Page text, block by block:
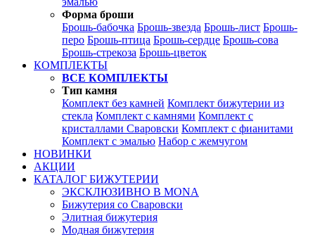
Форма броши
Брошь-бабочка Брошь-звезда Брошь-лист Брошь-
перо Брошь-птица Брошь-сердце Брошь-сова
Брошь-стрекоза Брошь-цветок
КОМПЛЕКТЫ
ВСЕ КОМПЛЕКТЫ
Тип камня
Комплект без камней Комплект бижутерии из
стекла Комплект с камнями Комплект с
кристаллами Сваровски Комплект с фианитами
Комплект с эмалью Набор с жемчугом
НОВИНКИ
АКЦИИ
КАТАЛОГ БИЖУТЕРИИ
ЭКСКЛЮЗИВНО В MONA
Бижутерия со Сваровски
Элитная бижутерия
Модная бижутерия